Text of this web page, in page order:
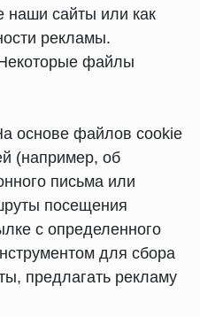
наши сайты или как
рекламы.
файлы
основе файлов cookie
(например, об
письма или
посещения
с определенного
для сбора
предлагать рекламу